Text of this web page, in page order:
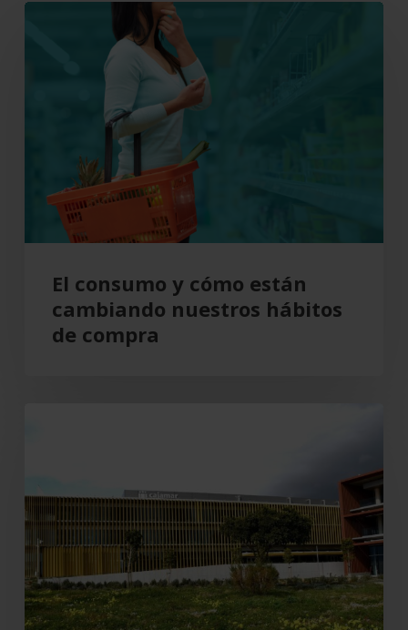
nuestros
hábitos
compra
El consumo y cómo están
cambiando nuestros hábitos
de compra
193
millones,
un
8,5
%
más,